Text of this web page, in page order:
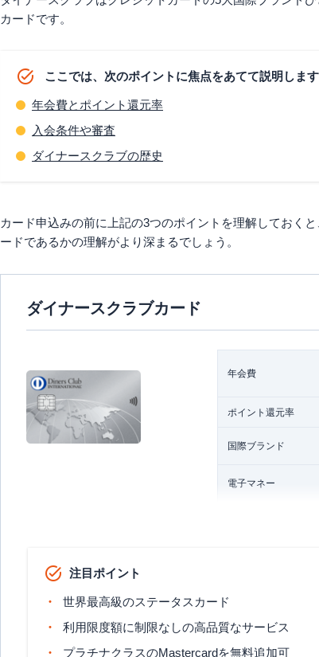
出張などで海外へよく行く方
ANAダイナースカード
JALダイナースカード
MileagePlus ダイナースクラブファースト
ダイナースクラブプレミアムカード
まとめ
カードです。
ここでは、次のポイントに焦点をあてて説明します
年会費とポイント還元率
入会条件や審査
ダイナースクラブの歴史
カード申込みの前に上記の3つのポイントを理解しておく
ードであるかの理解がより深まるでしょう。
ダイナースクラブカード
年会費
ポイント還元率
国際ブランド
電子マネー
ETCカード年会費
ETCカード発行期間
注目ポイント
世界最高級のステータスカード
利用限度額に制限なしの高品質なサービス
プラチナクラスのMastercardを無料追加可